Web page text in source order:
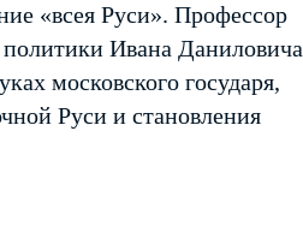
«всея Руси». Профессор
политики Ивана Даниловича
московского государя,
Руси и становления